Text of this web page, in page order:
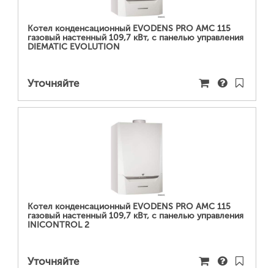
Котел конденсационный EVODENS PRO AMC 115
газовый настенный 109,7 кВт, c панелью управления
DIEMATIC EVOLUTION
Уточняйте
Котел конденсационный EVODENS PRO AMC 115
газовый настенный 109,7 кВт, c панелью управления
INICONTROL 2
Уточняйте